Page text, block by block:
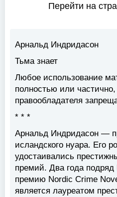
Перейти на
Арнальд Индридасон
Тьма знает
Любое использование
полностью или
правообладателя
* * *
Арнальд Индридасон —
исландского нуара. Его
удостаивались
премий. Два года
премию Nordic Crime
является лауреатом